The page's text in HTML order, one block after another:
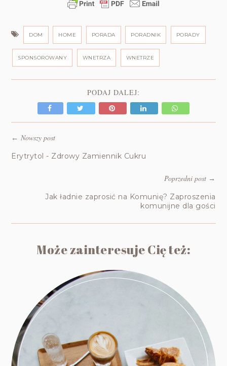
DOM HOME PORADA PORADNIK PORADY
SPONSOROWANY WNETRZA WNETRZE
PODAJ DALEJ:
←Nowszy post
Erytrytol - Zdrowy Zamiennik Cukru
Poprzedni post→
Jak ładnie zaprosić na Komunię? Zaproszenia
komunijne dla gości
Może zainteresuje Cię też: